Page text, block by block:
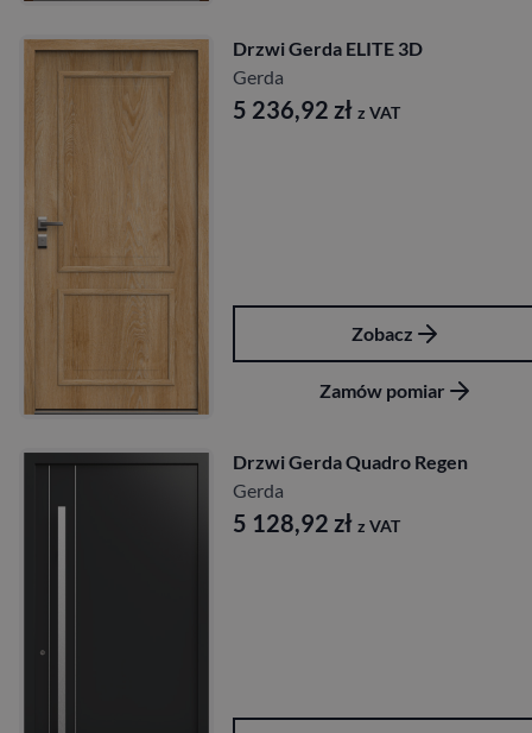
Drzwi Gerda ELITE 3D
Gerda
5 236,92 zł z VAT
Zobacz
Zamów pomiar
Drzwi Gerda Quadro Regen
Gerda
5 128,92 zł z VAT